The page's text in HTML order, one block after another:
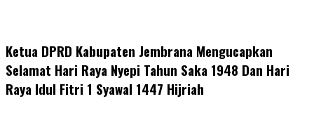
Ketua DPRD Kabupaten Jembrana Mengucapkan
Selamat Hari Raya Nyepi Tahun Saka 1948 Dan Hari
Raya Idul Fitri 1 Syawal 1447 Hijriah